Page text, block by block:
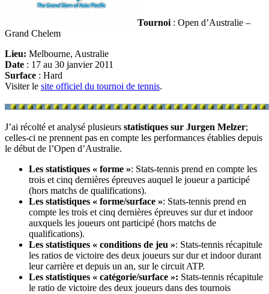
Tournoi : Open d’Australie –
Grand Chelem
Lieu: Melbourne, Australie
Date : 17 au 30 janvier 2011
Surface : Hard
Visiter le site officiel du tournoi de tennis.
J’ai récolté et analysé plusieurs statistiques sur Jurgen Melzer;
celles-ci ne prennent pas en compte les performances établies depuis
le début de l’Open d’Australie.
Les statistiques « forme »: Stats-tennis prend en compte les
trois et cinq dernières épreuves auquel le joueur a participé
(hors matchs de qualifications).
Les statistiques « forme/surface »: Stats-tennis prend en
compte les trois et cinq dernières épreuves sur dur et indoor
auxquels les joueurs ont participé (hors matchs de
qualifications).
Les statistiques « conditions de jeu »: Stats-tennis récapitule
les ratios de victoire des deux joueurs sur dur et indoor durant
leur carrière et depuis un an, sur le circuit ATP.
Les statistiques « catégorie/surface »: Stats-tennis récapitule
le ratio de victoire des deux joueurs dans des tournois